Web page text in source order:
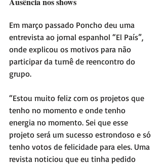
Em março passado Poncho deu uma
entrevista ao jornal espanhol “El País”,
onde explicou os motivos para não
participar da turnê de reencontro do
grupo.
“Estou muito feliz com os projetos que
tenho no momento e onde tenho
energia no momento. Sei que esse
projeto será um sucesso estrondoso e só
tenho votos de felicidade para eles. Uma
revista noticiou que eu tinha pedido